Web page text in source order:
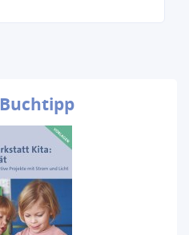
Buchtipp